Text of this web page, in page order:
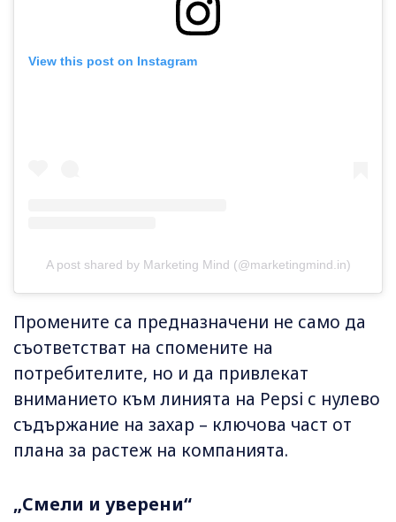
View this post on Instagram
A post shared by Marketing Mind (@marketingmind.in)
Промените са предназначени не само да
съответстват на спомените на
потребителите, но и да привлекат
вниманието към линията на Pepsi с нулево
съдържание на захар – ключова част от
плана за растеж на компанията.
„Смели и уверени“